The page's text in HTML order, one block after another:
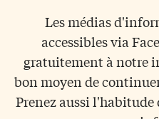
Les médias
accessibles via
gratuitement à notre
bon moyen de
Prenez aussi